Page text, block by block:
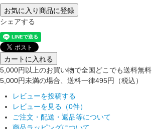
お気に入り商品に登録
シェアする
カートに入れる
5,000円以上のお買い物で全国どこでも送料無料
5,000円未満の場合、送料一律495円（税込）
レビューを投稿する
レビューを見る（0件）
ご注文・配送・返品等について